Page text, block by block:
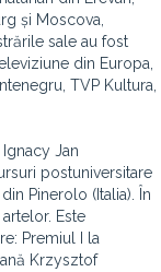
și Moscova,
sale au fost
din Europa,
TVP Kultura,
Jan
postuniversitare
Pinerolo (Italia). În
Este
Premiul I la
Krzysztof